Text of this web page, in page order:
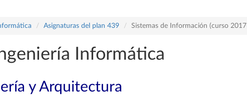
Asignaturas del plan 439 Sistemas de Información (curso
Informática
y Arquitectura